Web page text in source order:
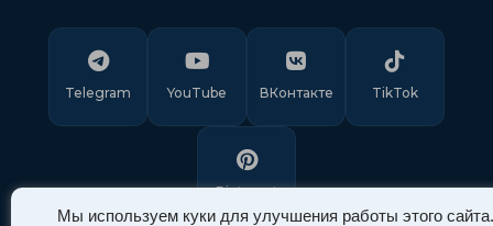
Мы используем куки для улучшения работы этого сайта.
Telegram YouTube ВКонтакте TikTok
Pinterest